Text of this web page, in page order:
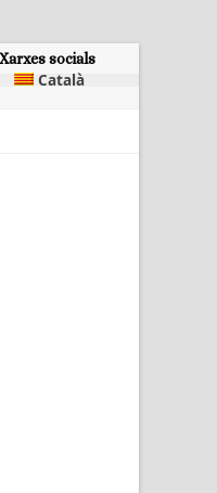
Xarxes socials
Català